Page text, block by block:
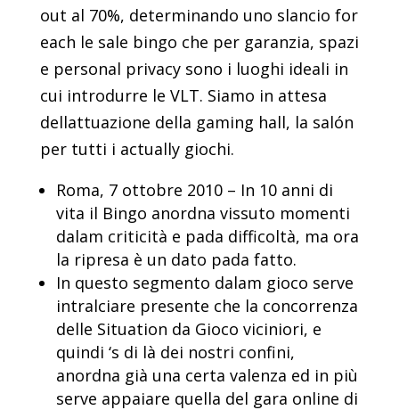
out al 70%, determinando uno slancio for
each le sale bingo che per garanzia, spazi
e personal privacy sono i luoghi ideali in
cui introdurre le VLT. Siamo in attesa
dellattuazione della gaming hall, la salón
per tutti i actually giochi.
Roma, 7 ottobre 2010 – In 10 anni di
vita il Bingo anordna vissuto momenti
dalam criticità e pada difficoltà, ma ora
la ripresa è un dato pada fatto.
In questo segmento dalam gioco serve
intralciare presente che la concorrenza
delle Situation da Gioco viciniori, e
quindi ‘s di là dei nostri confini,
anordna già una certa valenza ed in più
serve appaiare quella del gara online di